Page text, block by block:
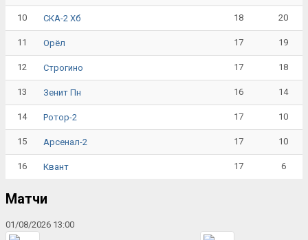
10 СКА-2 Хб 18 20
11 Орёл 17 19
12 Строгино 17 18
13 Зенит Пн 16 14
14 Ротор-2 17 10
15 Арсенал-2 17 10
16 Квант 17 6
Матчи
01/08/2026 13:00